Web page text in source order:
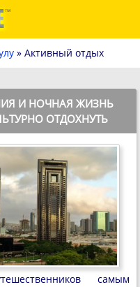
» Активный отдых
И НОЧНАЯ ЖИЗНЬ
ОТДОХНУТЬ
самым